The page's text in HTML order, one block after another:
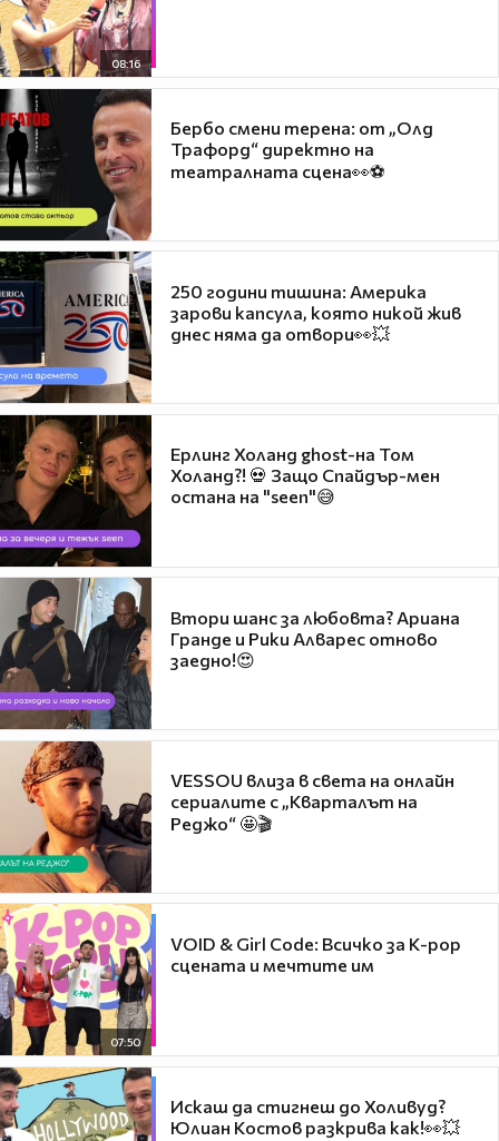
08:16
Бербо смени терена: от „Олд
Трафорд“ директно на
театралната сцена👀⚽
250 години тишина: Америка
зарови капсула, която никой жив
днес няма да отвори👀💥
Ерлинг Холанд ghost-на Том
Холанд?! 💀 Защо Спайдър-мен
остана на "seen"😅
Втори шанс за любовта? Ариана
Гранде и Рики Алварес отново
заедно!😍
VESSOU влиза в света на онлайн
сериалите с „Кварталът на
Реджо“ 🤩🎬
07:50
VOID & Girl Code: Всичко за K-pop
сцената и мечтите им
Искаш да стигнеш до Холивуд?
Юлиан Костов разкрива как!👀💥